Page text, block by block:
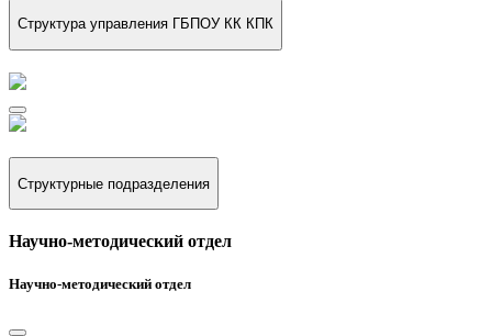
Структура управления ГБПОУ КК КПК
Структурные подразделения
Научно-методический отдел
Научно-методический отдел